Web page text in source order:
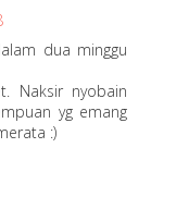
dua minggu
Naksir nyobain
yg emang
:)